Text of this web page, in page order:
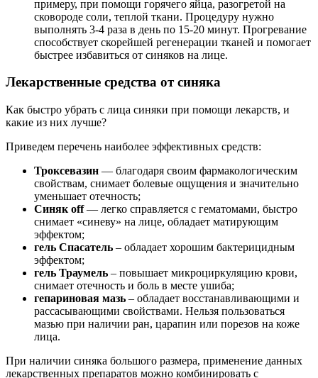
примеру, при помощи горячего яйца, разогретой на
сковороде соли, теплой ткани. Процедуру нужно
выполнять 3-4 раза в день по 15-20 минут. Прогревание
способствует скорейшей регенерации тканей и помогает
быстрее избавиться от синяков на лице.
Лекарственные средства от синяка
Как быстро убрать с лица синяки при помощи лекарств, и
какие из них лучше?
Приведем перечень наиболее эффективных средств:
Троксевазин — благодаря своим фармакологическим
свойствам, снимает болевые ощущения и значительно
уменьшает отечность;
Синяк off— легко справляется с гематомами, быстро
снимает «синеву» на лице, обладает матирующим
эффектом;
гель Спасатель – обладает хорошим бактерицидным
эффектом;
гель Траумель – повышает микроциркуляцию крови,
снимает отечность и боль в месте ушиба;
гепариновая мазь – обладает восстанавливающими и
рассасывающими свойствами. Нельзя пользоваться
мазью при наличии ран, царапин или порезов на коже
лица.
При наличии синяка большого размера, применение данных
лекарственных препаратов можно комбинировать с